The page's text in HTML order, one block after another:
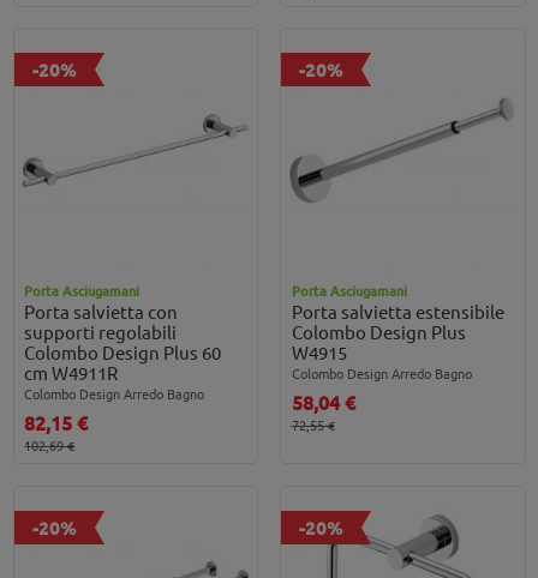
-20%
Porta Asciugamani
Porta salvietta con
supporti regolabili
Colombo Design Plus 60
cm W4911R
Colombo Design Arredo Bagno
82,15 €
102,69 €
-20%
Porta Asciugamani
Porta salvietta estensibile
Colombo Design Plus
W4915
Colombo Design Arredo Bagno
58,04 €
72,55 €
-20% -20%